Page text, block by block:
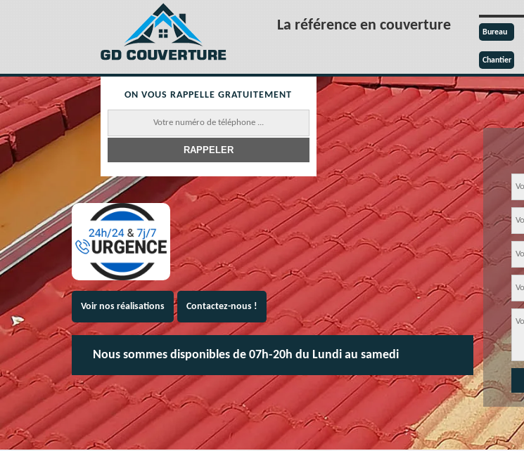
La référence en couverture Bureau
Chantier
Voir nos réalisations Contactez-nous !
Nous sommes disponibles de 07h-20h du Lundi au samedi
ON VOUS RAPPELLE GRATUITEMENT